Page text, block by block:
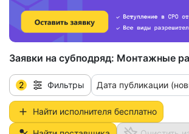
Заявки на субподряд: Монтажные
2 Фильтры Дата публикации
Найти исполнителя бесплатно